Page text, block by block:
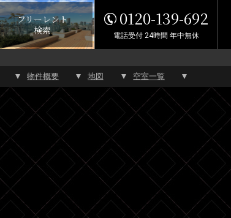
フリーレント
検索
0120-139-692
電話受付 24時間 年中無休
物件概要 地図 空室一覧